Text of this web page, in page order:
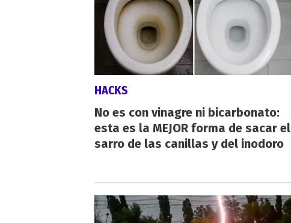
HACKS
No es con vinagre ni bicarbonato:
esta es la MEJOR forma de sacar el
sarro de las canillas y del inodoro